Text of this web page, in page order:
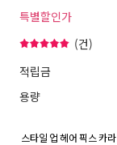
특별할인가
(건)
적립금
용량
스타일 업 헤어 픽스 카라